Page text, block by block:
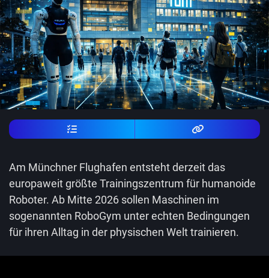
Am Münchner Flughafen entsteht derzeit das
europaweit größte Trainingszentrum für humanoide
Roboter. Ab Mitte 2026 sollen Maschinen im
sogenannten RoboGym unter echten Bedingungen
für ihren Alltag in der physischen Welt trainieren.